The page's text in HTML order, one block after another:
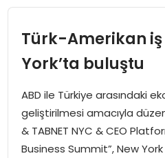
SIYASET
DÜNYA
SPOR
TEKNOLOJI
Türk-Amerikan iş
York’ta buluştu
ABD ile Türkiye arasındaki
geliştirilmesi amacıyla
& TABNET NYC & CEO
Business Summit”, New